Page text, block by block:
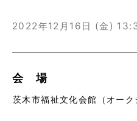
2022年12月16日 (金)
会 場
茨木市福祉文化会館（オー